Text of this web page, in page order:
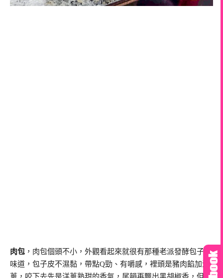
肉包 ，肉包個頭不小，外觀看起來就很有那種老派發酵包子的
味道，包子皮不濕黏，帶點Q勁、有嚼感，裡頭是豬肉餡加洋